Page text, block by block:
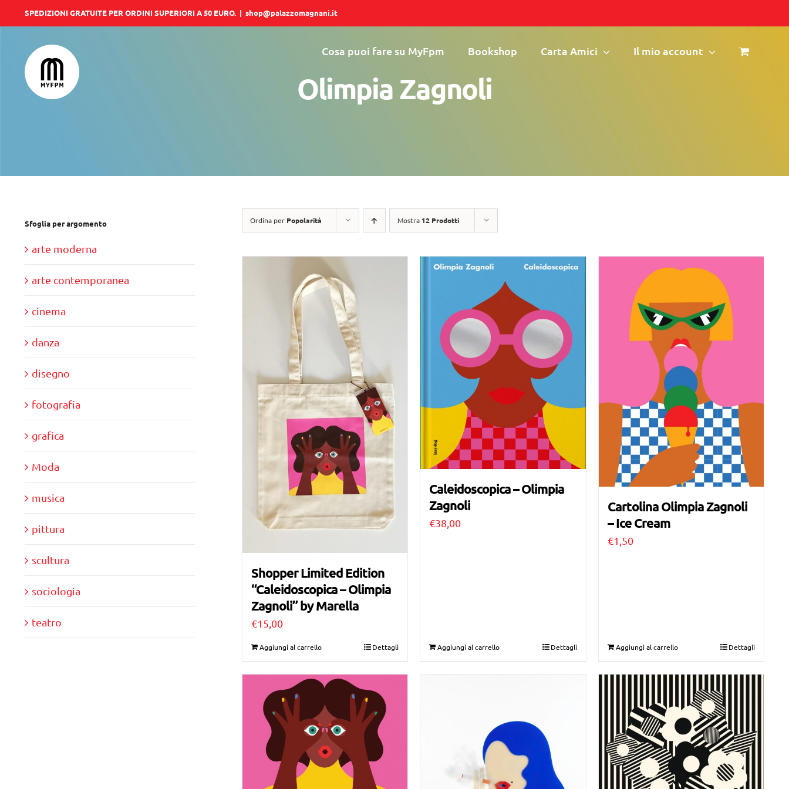
al
contenuto
SPEDIZIONI GRATUITE PER ORDINI SUPERIORI A 50 EURO. | shop@palazzomagnani.it
Cosa puoi fare su MyFpm Bookshop Carta Amici Il mio account
Olimpia Zagnoli
Ordina per Popolarità Mostra 12 Prodotti
Shopper Limited Edition
“Caleidoscopica – Olimpia
Zagnoli” by Marella
€15,00
Aggiungi al carrello Dettagli
Caleidoscopica – Olimpia
Zagnoli
€38,00
Aggiungi al carrello Dettagli
Cartolina Olimpia Zagnoli
– Ice Cream
€1,50
Aggiungi al carrello Dettagli
Sfoglia per argomento
arte moderna
arte contemporanea
cinema
danza
disegno
fotografia
grafica
Moda
musica
pittura
scultura
sociologia
teatro